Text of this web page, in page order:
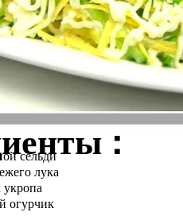
:
сельди
лука
огурчик